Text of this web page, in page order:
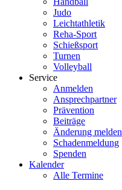
Judo
Leichtathletik
Reha-Sport
Schießsport
Turnen
Volleyball
Service
Anmelden
Ansprechpartner
Prävention
Beiträge
Änderung melden
Schadenmeldung
Spenden
Kalender
Alle Termine